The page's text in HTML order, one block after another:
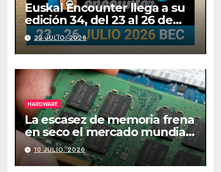
Euskal Encounter llega a su
edición 34, del 23 al 26 de
julio
22 JULIO, 2026
HARDWARE
La escasez de memoria frena
en seco el mercado mundial
de PCs
10 JULIO, 2026